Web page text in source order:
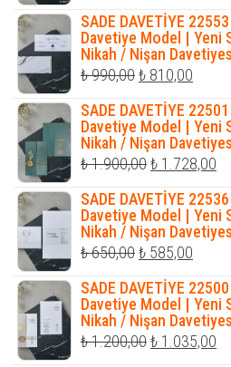
fiyat:
₺ 990,00.fiyat:
₺
SADE DAVETİYE
Davetiye Model | Yeni
Nikah / Nişan
₺990,00Orijinal
fiyat:
₺ 990,00.
₺ 810,00
fiyat:
₺
SADE DAVETİYE
Davetiye Model | Yeni
Nikah / Nişan
₺1.900,00Orijinal
fiyat:
₺ 1.900,00.
₺ 1.728,00
₺
SADE DAVETİYE
Davetiye Model | Yeni
Nikah / Nişan
₺650,00Orijinal
fiyat:
₺ 650,00.
₺ 585,00
fiyat:
₺
SADE DAVETİYE
Davetiye Model | Yeni
Nikah / Nişan
₺1.200,00Orijinal
₺ 1.035,00